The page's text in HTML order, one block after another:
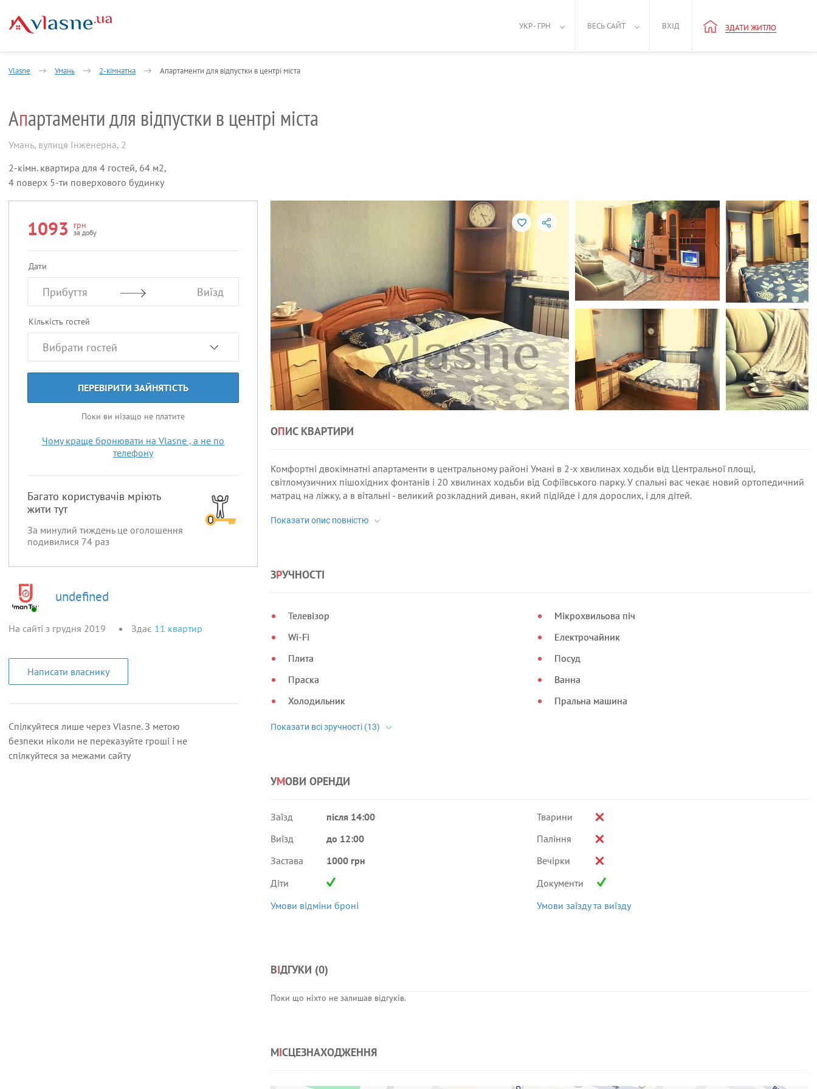
УКР - ГРН ВЕСЬ САЙТ ВХІД ЗДАТИ ЖИТЛО
Vlasne Умань 2-кімнатна Апартаменти для відпустки в центрі міста
Апартаменти для відпустки в центрі міста
Умань, вулиця Інженерна, 2
2-кімн. квартира для 4 гостей, 64 м2,
4 поверх 5-ти поверхового будинку
1093 грн
за добу
Дати
Прибуття Виїзд
Кількість гостей
ПЕРЕВІРИТИ ЗАЙНЯТІСТЬ
Поки ви нізащо не платите
Чому краще бронювати на Vlasne , а не по
телефону
Багато користувачів мріють
жити тут
За минулий тиждень це оголошення
подивилися 74 раз
undefined
На сайті з грудня 2019 Здає 11 квартир
Написати власнику
Спілкуйтеся лише через Vlasne. З метою
безпеки ніколи не переказуйте гроші і не
спілкуйтеся за межами сайту
ОПИС КВАРТИРИ
Комфортні двокімнатні апартаменти в центральному районі Умані в 2-х хвилинах ходьби від Центральної площі,
світломузичних пішохідних фонтанів і 20 хвилинах ходьби від Софіївського парку. У спальні вас чекає новий ортопедичний
матрац на ліжку, а в вітальні - великий розкладний диван, який підійде і для дорослих, і для дітей.
ЗРУЧНОСТІ
Телевізор
Wi-Fi
Плита
Праска
Холодильник
Мікрохвильова піч
Електрочайник
Посуд
Ванна
Пральна машина
УМОВИ ОРЕНДИ
Заїзд
після 14:00
Виїзд
до 12:00
Застава
1000 грн
Діти
Умови відміни броні
Тварини
Паління
Вечірки
Документи
Умови заїзду та виїзду
ВІДГУКИ (0)
Поки що ніхто не залишав відгуків.
МІСЦЕЗНАХОДЖЕННЯ